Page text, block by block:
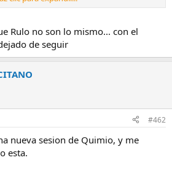
noticia/2911549/0/la-fuga-no-actuara-
paranoia/
Rulo no son lo mismo... con el
de seguir
#462
nueva sesion de Quimio, y me
esta.